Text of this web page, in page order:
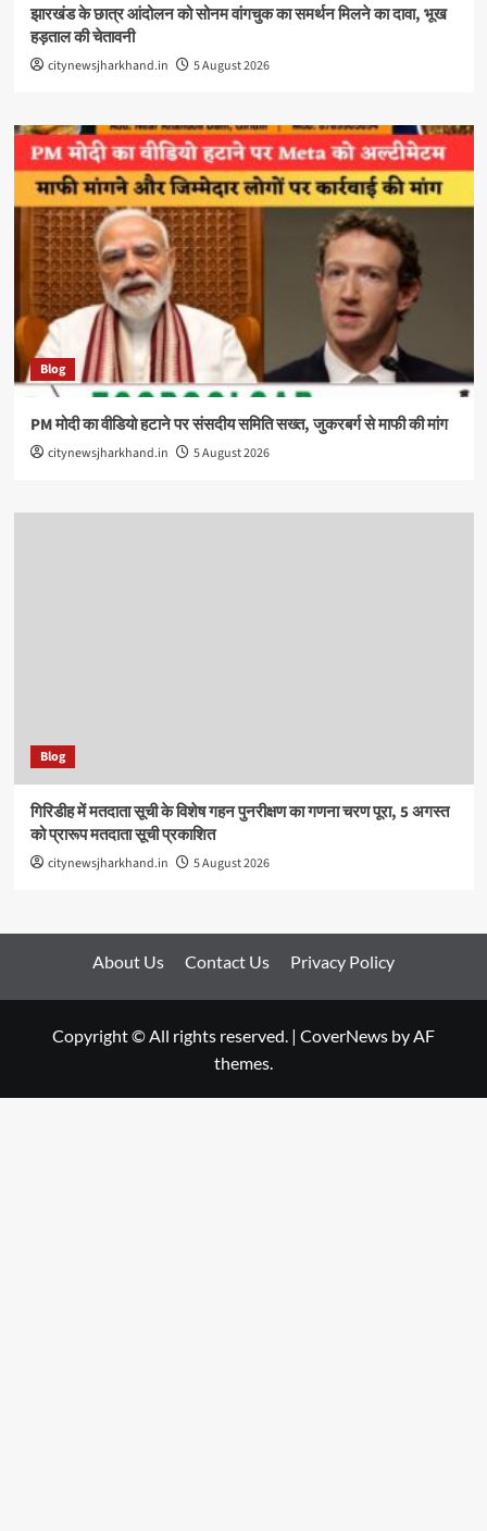
झारखंड के छात्र आंदोलन को सोनम वांगचुक का समर्थन मिलने का दावा, भूख
हड़ताल की चेतावनी
citynewsjharkhand.in 5 August 2026
Blog
PM मोदी का वीडियो हटाने पर संसदीय समिति सख्त, जुकरबर्ग से माफी की मांग
citynewsjharkhand.in 5 August 2026
Blog
गिरिडीह में मतदाता सूची के विशेष गहन पुनरीक्षण का गणना चरण पूरा, 5 अगस्त
को प्रारूप मतदाता सूची प्रकाशित
citynewsjharkhand.in 5 August 2026
About Us Contact Us Privacy Policy
Copyright © All rights reserved. | CoverNews by AF
themes.